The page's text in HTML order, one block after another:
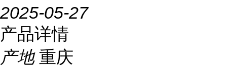
2025-05-27
产品详情
产地 重庆